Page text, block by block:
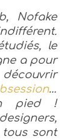
Nofake
le
a pour
…
pied !
tous sont